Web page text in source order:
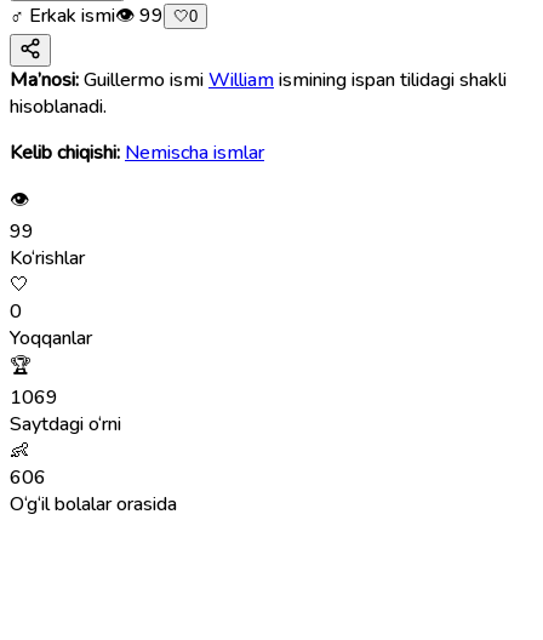
♂ Erkak ismi👁99 🤍0
Ma’nosi:Guillermo ismiWilliamismining ispan tilidagi shakli
hisoblanadi.
Kelib chiqishi: Nemischa ismlar
👁
99
Ko‘rishlar
🤍
0
Yoqqanlar
🏆
1069
Saytdagi o‘rni
👶
606
O‘g‘il bolalar orasida